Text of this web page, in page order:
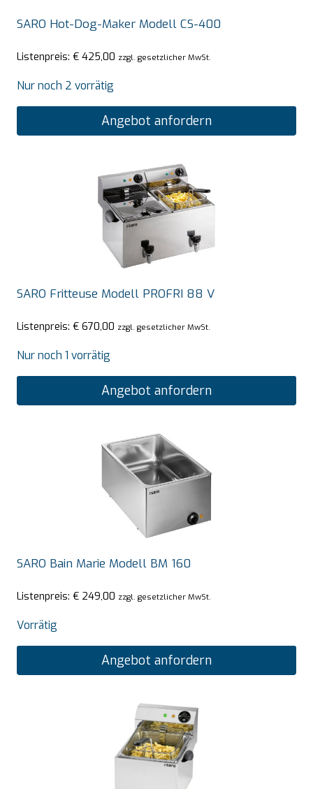
SARO Hot-Dog-Maker Modell CS-400
Listenpreis: € 425,00 zzgl. gesetzlicher MwSt.
Nur noch 2 vorrätig
Angebot anfordern
SARO Fritteuse Modell PROFRI 88 V
Listenpreis: € 670,00 zzgl. gesetzlicher MwSt.
Nur noch 1 vorrätig
Angebot anfordern
SARO Bain Marie Modell BM 160
Listenpreis: € 249,00 zzgl. gesetzlicher MwSt.
Vorrätig
Angebot anfordern